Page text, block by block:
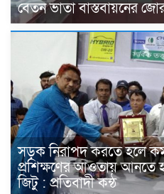
বেতন ভাতা বাস্তবায়নের
সড়ক নিরাপদ করতে হলে
প্রশিক্ষণের আওতায় আনতে
জিটু : প্রতিবাদী কন্ঠ